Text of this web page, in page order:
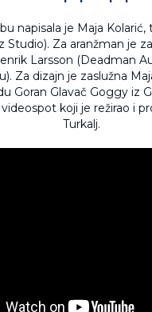
napisala je Maja Kolarić,
Studio). Za aranžman je
Larsson (Deadman
Za dizajn je zaslužna
Goran Glavač Goggy iz
koji je režirao i
Turkalj.